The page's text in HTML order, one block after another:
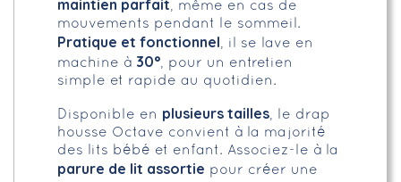
maintien parfait, même en cas de
mouvements pendant le sommeil.
Pratique et fonctionnel, il se lave en
machine à 30°, pour un entretien
simple et rapide au quotidien.
Disponible en plusieurs tailles, le drap
housse Octave convient à la majorité
des lits bébé et enfant. Associez-le à la
parure de lit assortie pour créer une